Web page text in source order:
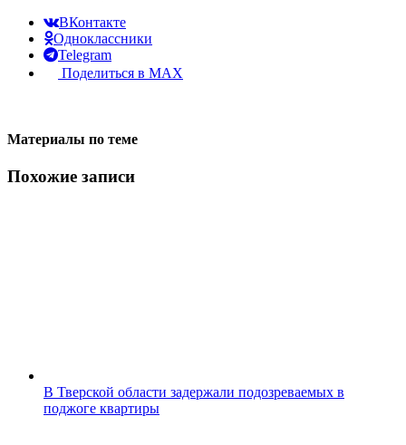
ВКонтакте
Одноклассники
Telegram
Поделиться в MAX
Материалы по теме
Похожие записи
В Тверской области задержали подозреваемых в
поджоге квартиры